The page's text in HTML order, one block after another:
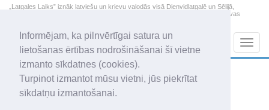
Informējam, ka pilnvērtīgai satura un
lietošanas ērtības nodrošināšanai šī vietne
izmanto sīkdatnes (cookies).
Turpinot izmantot mūsu vietni, jūs piekrītat
sīkdatņu izmantošanai.
„Latgales Laiks” iznāk latviešu un krievu valodās visā Dienvidlatgalē un Sēlijā,
„Latgales Laiks” latviešu valodā aptver Daugavpils valstspilsētu, Augšdaugavas
2026. gada 8. augusts
Sestdiena
Mudīte, Vladislava, Vladislavs
+13.2